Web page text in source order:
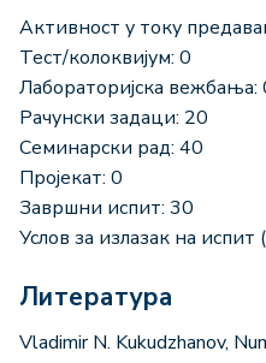
Активност у току
Тест/колоквијум: 0
Лабораторијска вежбања:
Рачунски задаци: 20
Семинарски рад: 40
Пројекат: 0
Завршни испит: 30
Услов за излазак на
Литература
Vladimir N. Kukudzhanov,